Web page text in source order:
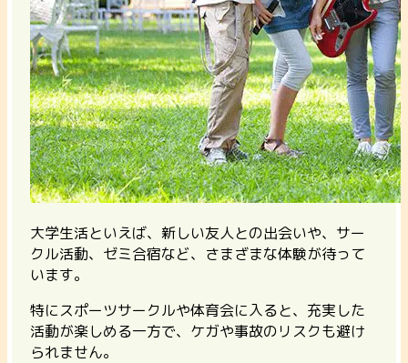
大学生活といえば、新しい友人との出会いや、サー
クル活動、ゼミ合宿など、さまざまな体験が待って
います。
特にスポーツサークルや体育会に入ると、充実した
活動が楽しめる一方で、ケガや事故のリスクも避け
られません。